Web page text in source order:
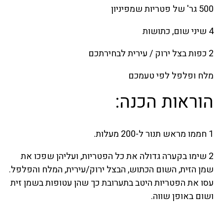
500 גר' של פטריות שמפיניון
4 שיני שום, כתושות
2 כפות בצל ירוק / עירית לבחירתכם
מלח ופלפל לפי טעמכם
הוראות הכנה:
1 חממו מראש תנור ל-200 מעלות.
2 שימו בקערה גדולה את כל הפטריות, ועליהן שפכו את
שמן הזית, השום הכתוש, הבצל ירוק/עירית, המלח והפלפל.
עסו את הפטריות היטב בתערובת כך שהן עטופות בשמן זית
ושום באופן שווה.